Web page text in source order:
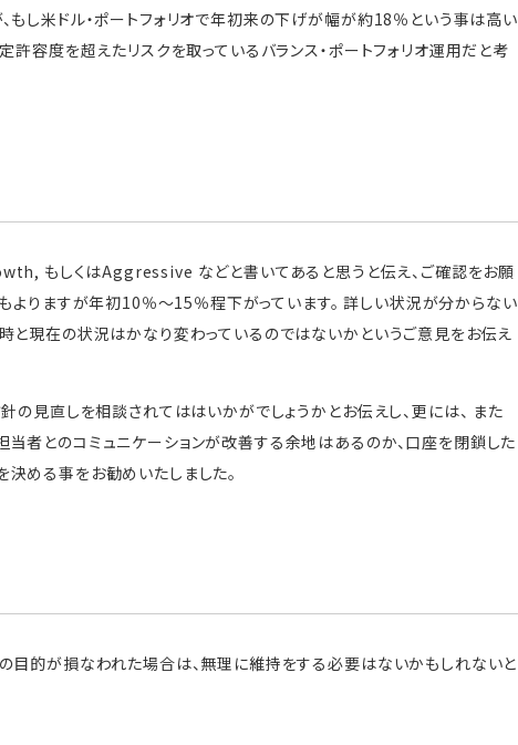
もし米ドル・ポートフォリオで年初来の下げが幅が約18％という事は高い
許容度を超えたリスクを取っているバランス・ポートフォリオ運用だと考
もしくはAggressive などと書いてあると思うと伝え、ご確認をお願
もよりますが年初10％～15％程下がっています。 詳しい状況が分からない
と現在の状況はかなり変わっているのではないかというご意見をお伝え
の見直しを相談されてははいかがでしょうかとお伝えし、更には、 また
者とのコミュニケーションが改善する余地はあるのか、口座を閉鎖した
める事をお勧めいたしました。
目的が損なわれた場合は、無理に維持をする必要はないかもしれないと